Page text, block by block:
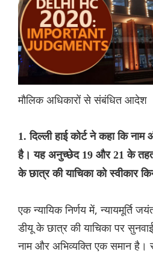
मौलिक अधिकारों से संबंधित आदेश
1. दिल्ली हाई कोर्ट ने कहा कि
है। यह अनुच्छेद 19 और 21 के तहत
के छात्र की याचिका को स्वीकार
एक न्यायिक निर्णय में, न्यायमूर्ति
डीयू के छात्र की याचिका पर
नाम और अभिव्यक्ति एक समान